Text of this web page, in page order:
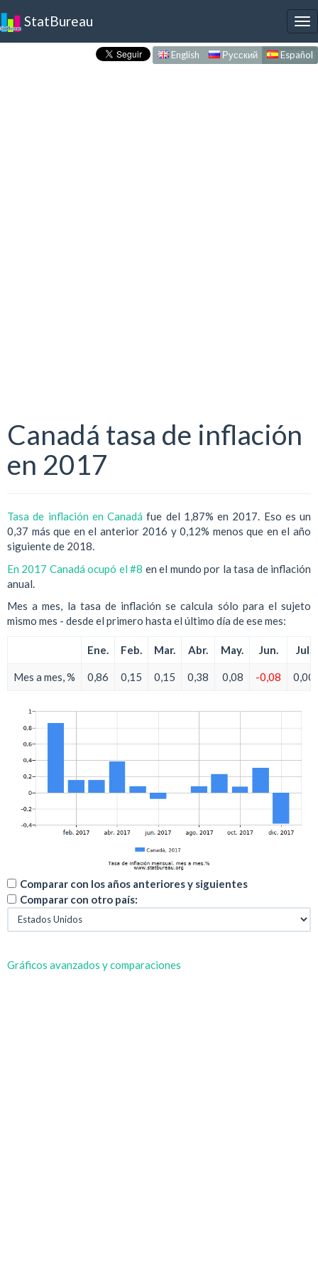
StatBureau
English Русский Español
Canadá tasa de inflación
en 2017
Tasa de inflación en Canadá fue del 1,87% en 2017. Eso es un
0,37 más que en el anterior 2016 y 0,12% menos que en el año
siguiente de 2018.
En 2017 Canadá ocupó el #8 en el mundo por la tasa de inflación
anual.
Mes a mes, la tasa de inflación se calcula sólo para el sujeto
mismo mes - desde el primero hasta el último día de ese mes:
Ene. Feb. Mar. Abr. May. Jun. Jul.
Mes a mes, % 0,86 0,15 0,15 0,38 0,08 -0,08 0,00
Comparar con los años anteriores y siguientes
Comparar con otro país:
Gráficos avanzados y comparaciones